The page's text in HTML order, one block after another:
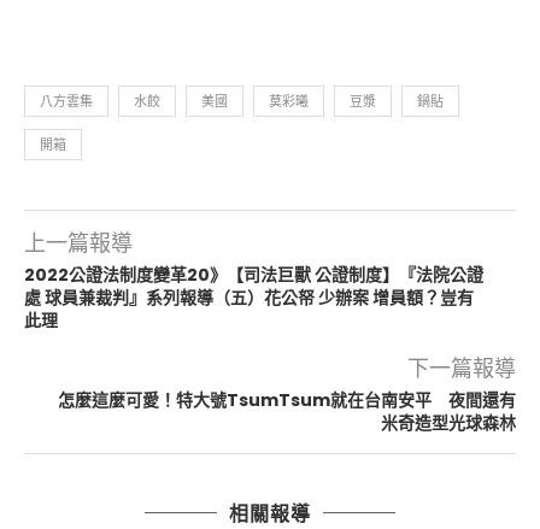
八方雲集 水餃 美國 莫彩曦 豆漿 鍋貼
開箱
上一篇報導
2022公證法制度變革20》【司法巨獸 公證制度】『法院公證
處 球員兼裁判』系列報導（五）花公帑 少辦案 增員額？豈有
此理
下一篇報導
怎麼這麼可愛！特大號TsumTsum就在台南安平 夜間還有
米奇造型光球森林
相關報導